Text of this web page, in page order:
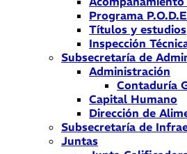
Programa
Títulos y estudios
Inspección
Subsecretaría de
Administración
Contaduría
Capital Humano
Dirección de
Subsecretaría de
Juntas